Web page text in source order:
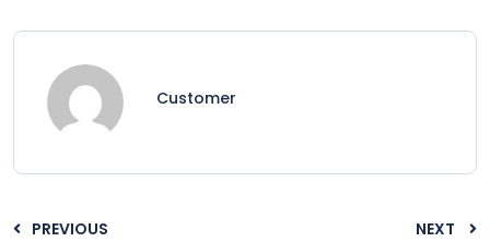
Customer
PREVIOUS NEXT